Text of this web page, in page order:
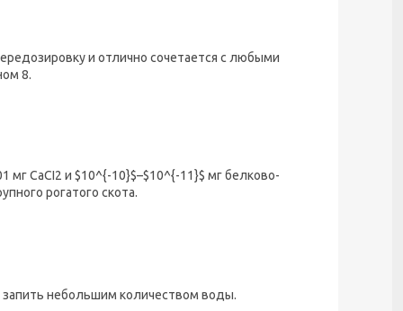
и отлично сочетается с любыми
8.
мг СаСI2 и $10^{-10}$–$10^{-11}$ мг белково-
рогатого скота.
запить небольшим количеством воды.